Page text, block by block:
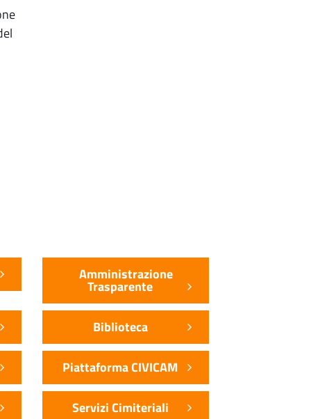
Amministrazione
Trasparente
Biblioteca
Piattaforma CIVICAM
Servizi Cimiteriali